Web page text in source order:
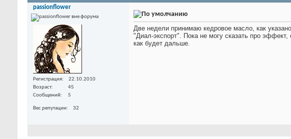
passionflower
Регистрация
22.10.2010
Возраст
45
Сообщений
5
Вес репутации 32
Две недели принимаю кедровое масло, как
"Диал-экспорт". Пока не могу сказать про
как будет дальше.